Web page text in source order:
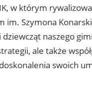
w którym
im. Szymona
dziewcząt naszego
ale także
swoich